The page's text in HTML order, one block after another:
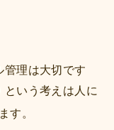
管理は大切です
という考えは人に
す。